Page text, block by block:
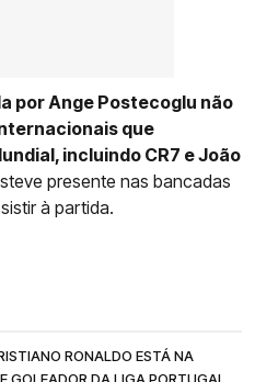
por Ange Postecoglu não
que
incluindo CR7 e João
presente nas bancadas
à partida.
RONALDO ESTÁ NA
GOLEADOR DA LIGA PORTUGAL